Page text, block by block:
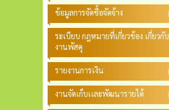
ข้อมูลการจัดซื้อจัดจ้าง
ระเบียบ กฎหมายที่เกี่ยวข้อง เกี่ยวกับ
งานพัสดุ
รายงานการเงิน
งานจัดเก็บเเละพัฒนารายได้